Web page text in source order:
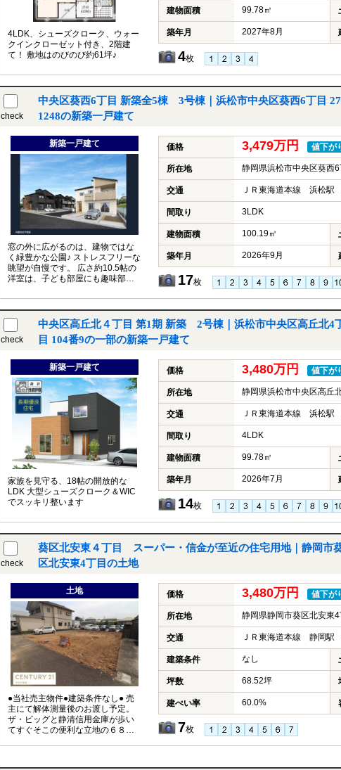
4LDK、シューズクローク、ウォー
クインクローゼット付き、2階建
て！ 敷地はのびのび約61坪♪
建物面積 99.78㎡
築年月 2027年8月
4枚
check
中央区葵西6丁目 新築全5棟 3号棟｜浜松市中央区葵西6丁目
1248の新築一戸建て
新築一戸建て
窓の外に広がるのは、建物ではな
く緑豊かな公園♪ ストレスフリーな
眺望が自慢です。 広さ約10.5帖の
洋室は、子ども部屋にも趣味部屋
価格 3,479万円 値下が
所在地 静岡県浜松市中央区葵西
交通 ＪＲ東海道本線 浜松駅
間取り 3LDK
建物面積 100.19㎡
築年月 2026年9月
17枚
check
中央区高丘北４丁目 第1期 新築 2号棟｜浜松市中央区高丘北4丁
目 104番9の一部の新築一戸建て
新築一戸建て
家族を見守る、18帖の開放的な
LDK 大型シューズクローク＆WIC
でスッキリ整います
価格 3,480万円 値下が
所在地 静岡県浜松市中央区高丘
交通 ＪＲ東海道本線 浜松駅
間取り 4LDK
建物面積 99.78㎡
築年月 2026年7月
14枚
check
葵区北安東４丁目 スーパー・信金が至近の住宅用地｜静岡市
区北安東4丁目の土地
土地
●当社売主物件●建築条件なし● 売
主にて解体測量後のお渡し予定。
ザ・ビッグと静清信用金庫が歩い
てすぐそこの便利な立地の６８坪
価格 3,480万円 値下が
所在地 静岡県静岡市葵区北安東4
交通 ＪＲ東海道本線 静岡駅
建築条件 なし
坪数 68.52坪
建ぺい率 60.0%
7枚